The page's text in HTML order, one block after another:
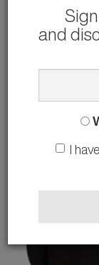
S M L XL
and
I